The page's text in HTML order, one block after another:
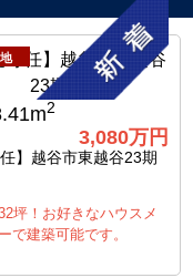
2
3,080万円
任】越谷市東越谷23期
坪！お好きなハウスメ
で建築可能です。